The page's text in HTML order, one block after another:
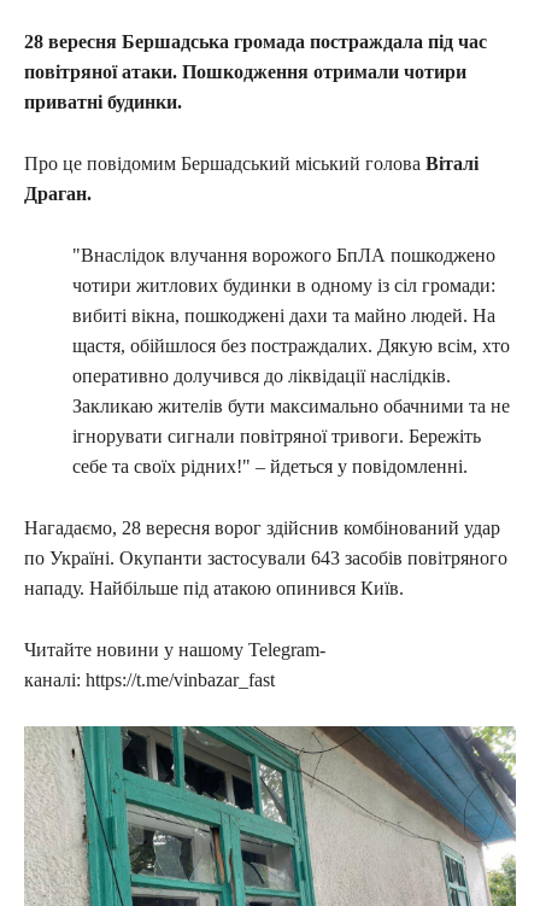
28 вересня Бершадська громада постраждала під час
повітряної атаки. Пошкодження отримали чотири
приватні будинки.
Про це повідомим Бершадський міський голова Віталі
Драган.
"Внаслідок влучання ворожого БпЛА пошкоджено
чотири житлових будинки в одному із сіл громади:
вибиті вікна, пошкоджені дахи та майно людей. На
щастя, обійшлося без постраждалих. Дякую всім, хто
оперативно долучився до ліквідації наслідків.
Закликаю жителів бути максимально обачними та не
ігнорувати сигнали повітряної тривоги. Бережіть
себе та своїх рідних!" – йдеться у повідомленні.
Нагадаємо, 28 вересня ворог здійснив комбінований удар
по Україні. Окупанти застосували 643 засобів повітряного
нападу. Найбільше під атакою опинився Київ.
Читайте новини у нашому Telegram-
каналі: https://t.me/vinbazar_fast